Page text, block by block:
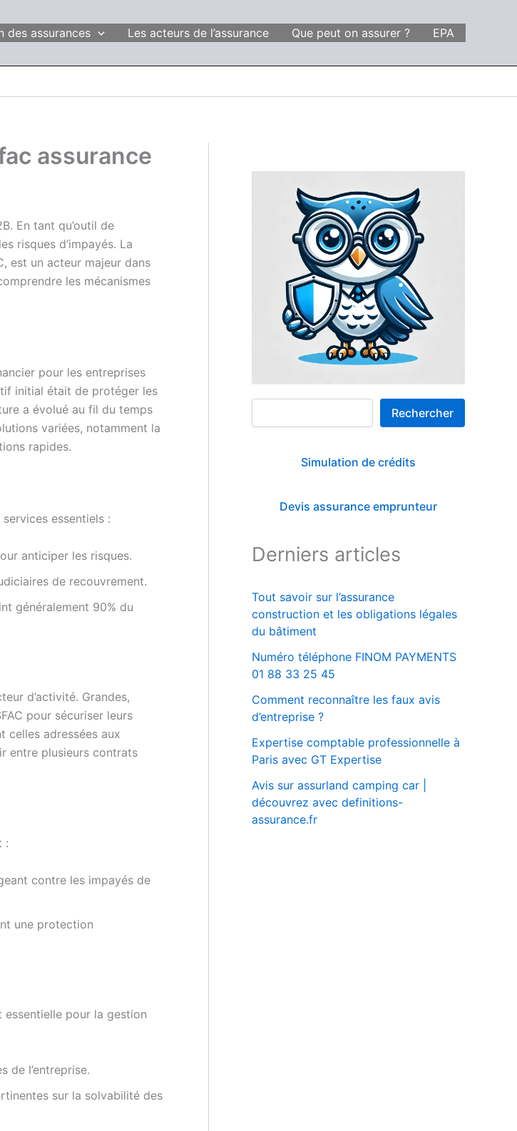
des assurances Les acteurs de l’assurance Que peut on assurer ? EPA
assurance
En tant qu’outil de
risques d’impayés. La
est un acteur majeur dans
les mécanismes
pour les entreprises
initial était de protéger les
a évolué au fil du temps
variées, notamment la
rapides.
essentiels :
anticiper les risques.
de recouvrement.
généralement 90% du
d’activité. Grandes,
pour sécuriser leurs
celles adressées aux
entre plusieurs contrats
:
contre les impayés de
une protection
essentielle pour la gestion
de l’entreprise.
sur la solvabilité des
Rechercher
Rechercher
Simulation de crédits
Devis assurance emprunteur
Derniers articles
Tout savoir sur l’assurance
construction et les obligations légales
du bâtiment
Numéro téléphone FINOM PAYMENTS
01 88 33 25 45
Comment reconnaître les faux avis
d’entreprise ?
Expertise comptable professionnelle à
Paris avec GT Expertise
Avis sur assurland camping car |
découvrez avec definitions-
assurance.fr